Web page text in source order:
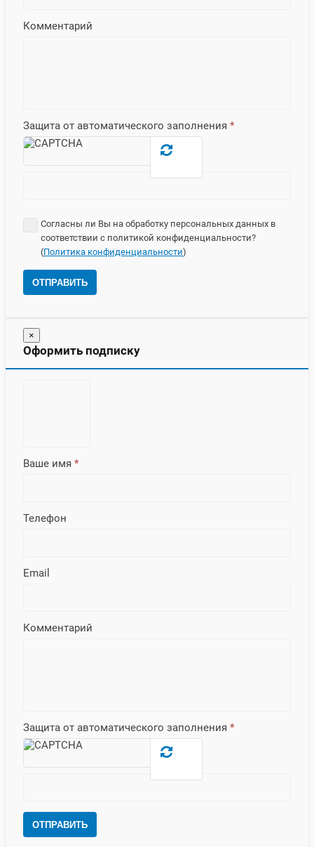
Комментарий
Защита от автоматического заполнения *
Согласны ли Вы на обработку персональных данных в
соответствии с политикой конфиденциальности?
(Политика конфиденциальности)
ОТПРАВИТЬ
×
Оформить подписку
Ваше имя *
Телефон
Email
Комментарий
Защита от автоматического заполнения *
ОТПРАВИТЬ